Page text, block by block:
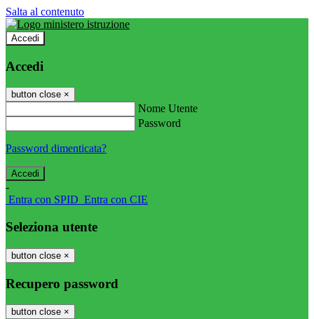
Salta al contenuto
Accedi
Accedi
button close ×
Nome Utente
Password
Password dimenticata?
-
Entra con SPID Entra con CIE
Seleziona utente
button close ×
Recupero password
button close ×